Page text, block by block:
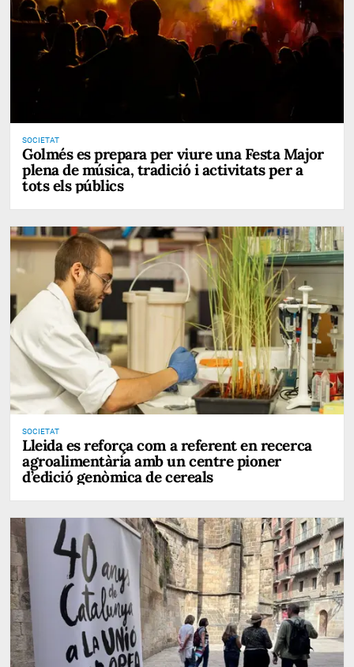
SOCIETAT
Golmés es prepara per viure una Festa Major
plena de música, tradició i activitats per a
tots els públics
SOCIETAT
Lleida es reforça com a referent en recerca
agroalimentària amb un centre pioner
d’edició genòmica de cereals